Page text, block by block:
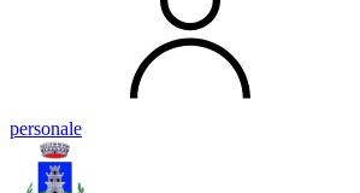
personale